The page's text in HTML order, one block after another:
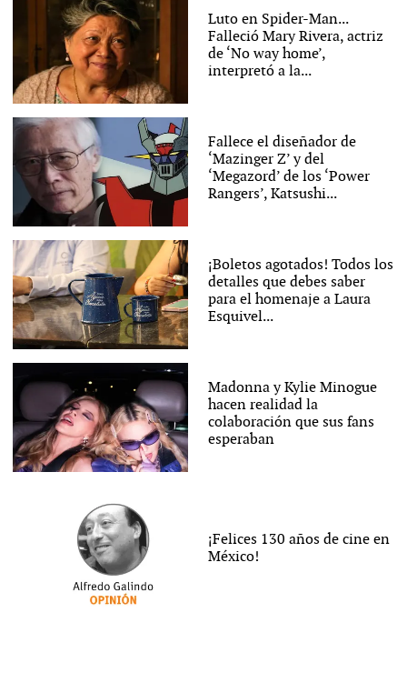
Luto en Spider-Man...
Falleció Mary Rivera, actriz
de ‘No way home’,
interpretó a la...
Fallece el diseñador de
‘Mazinger Z’ y del
‘Megazord’ de los ‘Power
Rangers’, Katsushi...
¡Boletos agotados! Todos los
detalles que debes saber
para el homenaje a Laura
Esquivel...
Madonna y Kylie Minogue
hacen realidad la
colaboración que sus fans
esperaban
¡Felices 130 años de cine en
México!